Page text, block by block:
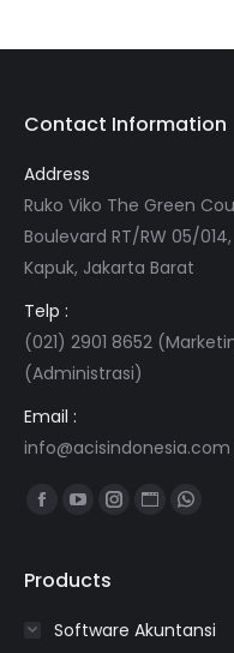
Contact Information
Address
Ruko Viko The Green
Boulevard RT/RW 05/014,
Kapuk, Jakarta Barat
Telp :
(021) 2901 8652
(Administrasi)
Email :
info@acisindonesia.com
Find us on:
Facebook
opens
new
YouTube
opens
new
Instagram
new
Website
newnew
Products
Software Akuntansi